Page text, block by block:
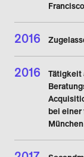
2016
2016
Tätigkeit
bei einer